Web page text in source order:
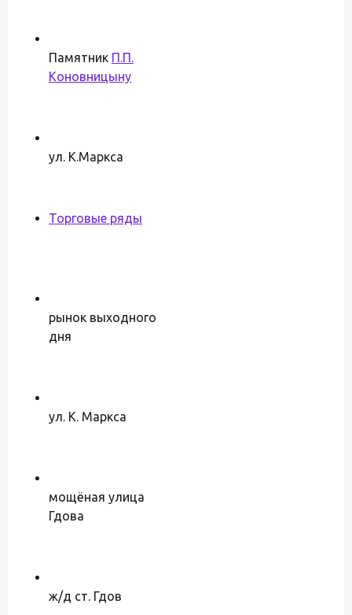
Памятник П.П.
Коновницыну
ул. К.Маркса
Торговые ряды
рынок выходного
дня
ул. К. Маркса
мощёная улица
Гдова
ж/д ст. Гдов